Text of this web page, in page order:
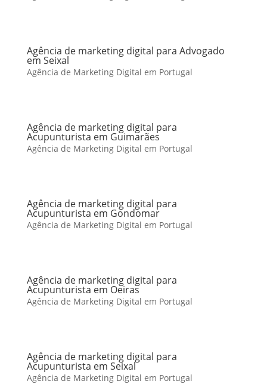
Agência de marketing digital para Advogado
em Seixal
Agência de Marketing Digital em Portugal
Agência de marketing digital para
Acupunturista em Guimarães
Agência de Marketing Digital em Portugal
Agência de marketing digital para
Acupunturista em Gondomar
Agência de Marketing Digital em Portugal
Agência de marketing digital para
Acupunturista em Oeiras
Agência de Marketing Digital em Portugal
Agência de marketing digital para
Acupunturista em Seixal
Agência de Marketing Digital em Portugal